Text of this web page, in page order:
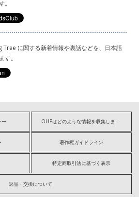
。
に関する新着情報や裏話などを、日本語
す。
ー OUPはどのような情報を収集しますか?
著作権ガイドライン
特定商取引法に基づく表示
返品・交換について